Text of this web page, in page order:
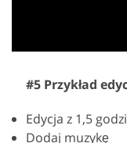
#5 Przykład
Edycja z 1,5
Dodaj muzykę